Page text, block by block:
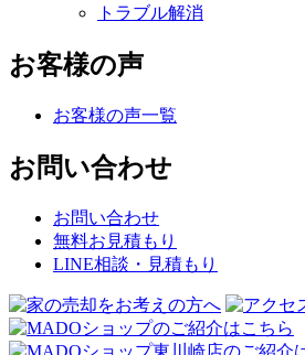
トラブル解消
お客様の声
お客様の声一覧
お問い合わせ
お問い合わせ
無料お見積もり
LINE相談・見積もり